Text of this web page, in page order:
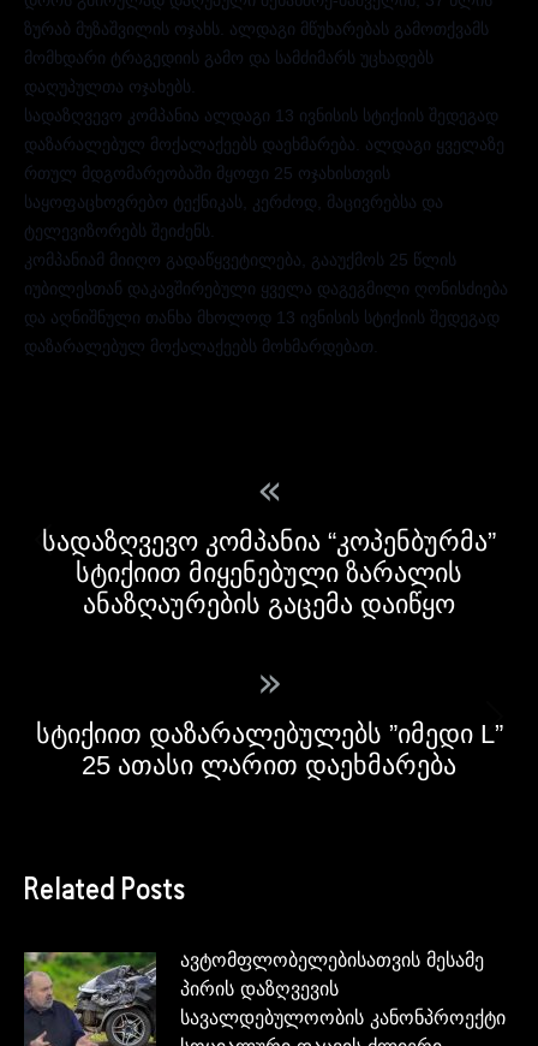
ზურაბ მუზაშვილის ოჯახს. ალდაგი მწუხარებას გამოთქვამს
მომხდარი ტრაგედიის გამო და სამძიმარს უცხადებს
დაღუპულთა ოჯახებს.
სადაზღვევო კომპანია ალდაგი 13 ივნისის სტიქიის შედეგად
დაზარალებულ მოქალაქეებს დაეხმარება. ალდაგი ყველაზე
რთულ მდგომარეობაში მყოფი 25 ოჯახისთვის
საყოფაცხოვრებო ტექნიკას, კერძოდ, მაცივრებსა და
ტელევიზორებს შეიძენს.
კომპანიამ მიიღო გადაწყვეტილება, გააუქმოს 25 წლის
იუბილესთან დაკავშირებული ყველა დაგეგმილი ღონისძიება
და აღნიშნული თანხა მხოლოდ 13 ივნისის სტიქიის შედეგად
დაზარალებულ მოქალაქეებს მოხმარდებათ.
«
სადაზღვევო კომპანია “კოპენბურმა”
სტიქიით მიყენებული ზარალის
ანაზღაურების გაცემა დაიწყო
»
სტიქიით დაზარალებულებს ”იმედი L”
25 ათასი ლარით დაეხმარება
Related Posts
ავტომფლობელებისათვის მესამე
პირის დაზღვევის
სავალდებულოობის კანონპროექტი